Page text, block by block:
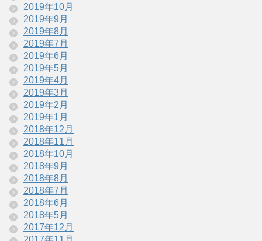
2019年10月
2019年9月
2019年8月
2019年7月
2019年6月
2019年5月
2019年4月
2019年3月
2019年2月
2019年1月
2018年12月
2018年11月
2018年10月
2018年9月
2018年8月
2018年7月
2018年6月
2018年5月
2017年12月